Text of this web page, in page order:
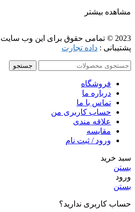
مشاهده بیشتر
2023 © تمامی حقوق برای این وب
پشتیبانی : داده تجارت
جستجو
فروشگاه
درباره ما
تماس با ما
حساب کاربری من
علاقه مندی
مقايسه
ورود / ثبت نام
سبد خرید
بستن
ورود
بستن
حساب کاربری ندارید؟